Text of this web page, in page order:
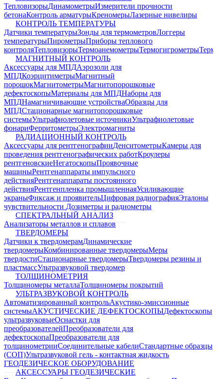
ТепловизорыДинамометрыИзмерители прочности
бетонаКонтроль арматурыКреномерыЛазерные нивелиры
КОНТРОЛЬ ТЕМПЕРАТУРЫ
Датчики температурыЗонды для термометровЛоггеры
температурыПирометрыПриборы теплового
контроляТепловизорыТермоанемометрыТермогигрометры
МАГНИТНЫЙ КОНТРОЛЬ
Аксессуары для МПДАэрозоли для
МПДКоэрцитиметрыМагнитный
порошокМагнитометрыМагнитопорошковые
дефектоскопыМатериалы для МПДНаборы для
МПДНамагничивающие устройстваОбразцы для
МПДСтационарные магнитопорошковые
системыУльтрафиолетовые источникиУльтрафиолетовые
фонариФерритометрыЭлектромагниты
РАДИАЦИОННЫЙ КОНТРОЛЬ
Аксессуары для рентгенографииДенситометрыКамеры для
проведения рентгенографических работКроулеры
рентгеновскиеНегатоскопыПроявочные
машиныРентгенаппараты импульсного
действияРентгенаппараты постоянного
действияРентгенпленка промышленнаяУсиливающие
экраныФиксаж и проявительЦифровая радиографияЭталоны
чувствительности Дозиметры и радиометры
СПЕКТРАЛЬНЫЙ АНАЛИЗ
Анализаторы металлов и сплавов
ТВЕРДОМЕРЫ
Датчики к твердомерамДинамические
твердомерыКомбинированные твердомерыМеры
твердостиСтационарные твердомерыТвердомеры резины и
пластмассУльтразвуковой твердомер
ТОЛЩИНОМЕТРИЯ
Толщиномеры металлаТолщиномеры покрытий
УЛЬТРАЗВУКОВОЙ КОНТРОЛЬ
Автоматизированный контрольАкустико-эмиссионные
системыАКУСТИЧЕСКИЕ ДЕФЕКТОСКОПЫДефектоскопы
ультразвуковыеОснастки для
преобразователейПреобразователи для
дефектоскопаПреобразователи для
толщинометрииСоединительные кабелиСтандартные образцы
(СОП)Ультразвуковой гель - контактная жидкость
ГЕОДЕЗИЧЕСКОЕ ОБОРУДОВАНИЕ
АКСЕССУАРЫ ГЕОДЕЗИЧЕСКИЕ